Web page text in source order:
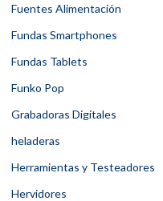
Fuentes Alimentación
Fundas Smartphones
Fundas Tablets
Funko Pop
Grabadoras Digitales
heladeras
Herramientas y Testeadores
Hervidores